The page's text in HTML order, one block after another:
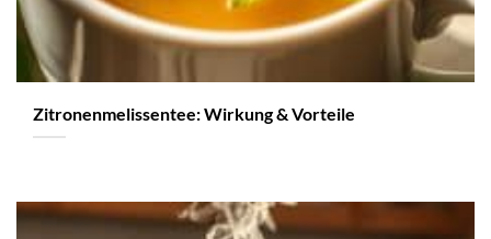
Zitronenmelissentee: Wirkung & Vorteile